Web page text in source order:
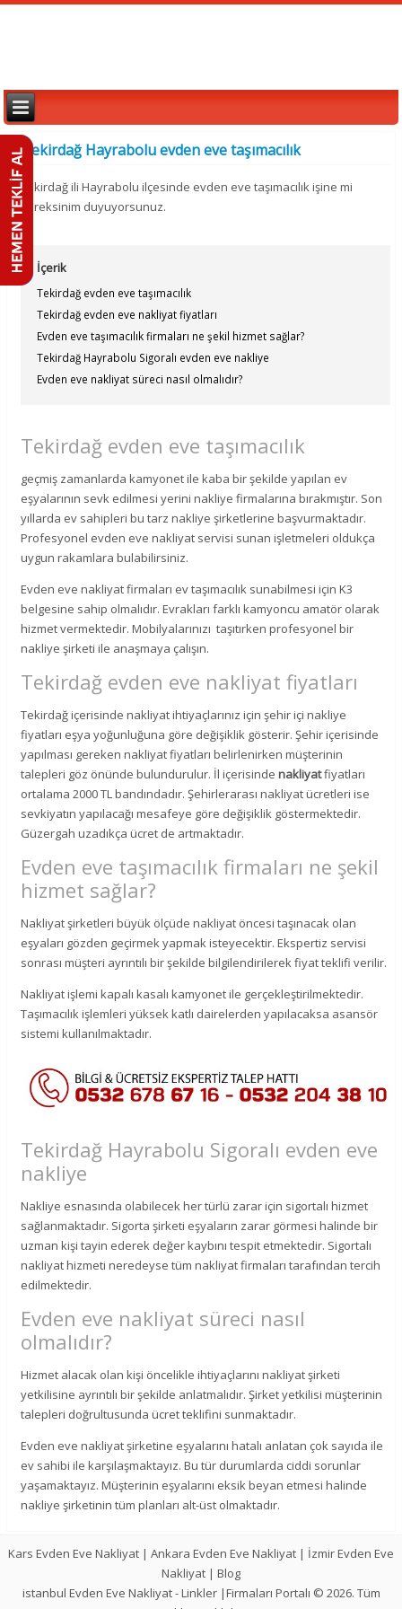
Tekirdağ Hayrabolu evden eve taşımacılık
Tekirdağ ili Hayrabolu ilçesinde evden eve taşımacılık işine mi
gereksinim duyuyorsunuz.
İçerik
Tekirdağ evden eve taşımacılık
Tekirdağ evden eve nakliyat fiyatları
Evden eve taşımacılık firmaları ne şekil hizmet sağlar?
Tekirdağ Hayrabolu Sigoralı evden eve nakliye
Evden eve nakliyat süreci nasıl olmalıdır?
Tekirdağ evden eve taşımacılık
geçmiş zamanlarda kamyonet ile kaba bir şekilde yapılan ev
eşyalarının sevk edilmesi yerini nakliye firmalarına bırakmıştır. Son
yıllarda ev sahipleri bu tarz nakliye şirketlerine başvurmaktadır.
Profesyonel evden eve nakliyat servisi sunan işletmeleri oldukça
uygun rakamlara bulabilirsiniz.
Evden eve nakliyat firmaları ev taşımacılık sunabilmesi için K3
belgesine sahip olmalıdır. Evrakları farklı kamyoncu amatör olarak
hizmet vermektedir. Mobilyalarınızı taşıtırken profesyonel bir
nakliye şirketi ile anaşmaya çalışın.
Tekirdağ evden eve nakliyat fiyatları
Tekirdağ içerisinde nakliyat ihtiyaçlarınız için şehir içi nakliye
fiyatları eşya yoğunluğuna göre değişiklik gösterir. Şehir içerisinde
yapılması gereken nakliyat fiyatları belirlenirken müşterinin
talepleri göz önünde bulundurulur. İl içerisindenakliyatfiyatları
ortalama 2000 TL bandındadır. Şehirlerarası nakliyat ücretleri ise
sevkiyatın yapılacağı mesafeye göre değişiklik göstermektedir.
Güzergah uzadıkça ücret de artmaktadır.
Evden eve taşımacılık firmaları ne şekil
hizmet sağlar?
Nakliyat şirketleri büyük ölçüde nakliyat öncesi taşınacak olan
eşyaları gözden geçirmek yapmak isteyecektir. Ekspertiz servisi
sonrası müşteri ayrıntılı bir şekilde bilgilendirilerek fiyat teklifi verilir.
Nakliyat işlemi kapalı kasalı kamyonet ile gerçekleştirilmektedir.
Taşımacılık işlemleri yüksek katlı dairelerden yapılacaksa asansör
sistemi kullanılmaktadır.
Tekirdağ Hayrabolu Sigoralı evden eve
nakliye
Nakliye esnasında olabilecek her türlü zarar için sigortalı hizmet
sağlanmaktadır. Sigorta şirketi eşyaların zarar görmesi halinde bir
uzman kişi tayin ederek değer kaybını tespit etmektedir. Sigortalı
nakliyat hizmeti neredeyse tüm nakliyat firmaları tarafından tercih
edilmektedir.
Evden eve nakliyat süreci nasıl
olmalıdır?
Hizmet alacak olan kişi öncelikle ihtiyaçlarını nakliyat şirketi
yetkilisine ayrıntılı bir şekilde anlatmalıdır. Şirket yetkilisi müşterinin
talepleri doğrultusunda ücret teklifini sunmaktadır.
Evden eve nakliyat şirketine eşyalarını hatalı anlatan çok sayıda ile
ev sahibi ile karşılaşmaktayız. Bu tür durumlarda ciddi sorunlar
yaşamaktayız. Müşterinin eşyalarını eksik beyan etmesi halinde
nakliye şirketinin tüm planları alt-üst olmaktadır.
Kars Evden Eve Nakliyat | Ankara Evden Eve Nakliyat | İzmir Evden Eve
Nakliyat | Blog
istanbul Evden Eve Nakliyat-Linkler|Firmaları Portalı © 2026. Tüm